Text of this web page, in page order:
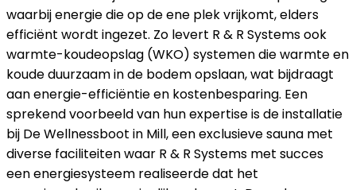
waarbij energie die op de ene plek vrijkomt, elders
efficiënt wordt ingezet. Zo levert R & R Systems ook
warmte-koudeopslag (WKO) systemen die warmte en
koude duurzaam in de bodem opslaan, wat bijdraagt
aan energie-efficiëntie en kostenbesparing. Een
sprekend voorbeeld van hun expertise is de installatie
bij De Wellnessboot in Mill, een exclusieve sauna met
diverse faciliteiten waar R & R Systems met succes
een energiesysteem realiseerde dat het